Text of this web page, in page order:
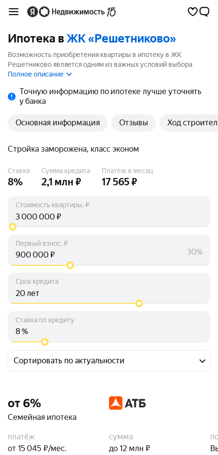
Ипотека вЖК «Решетниково»
Возможность приобретения квартиры в ипотеку в ЖК
Решетниково является одним из важных условий выбора
квартиры. На странице мы собрали программы кредитования
Полное описание
Точную информацию по ипотеке лучше уточнять
у банка
Основная информация Отзывы Ход
Стройка заморожена, класс эконом
Ставка
8%
Сумма кредита
2,1 млн ₽
Платёж в месяц
17 565 ₽
Стоимость квартиры, ₽
₽
Первый взнос, ₽
₽ 30%
Срок кредита
лет
Ставка по кредиту
%
Сортировать по актуальности
от 6%
Семейная ипотека
платёж
от 15 045 ₽/мес.
сумма
до 12 млн ₽